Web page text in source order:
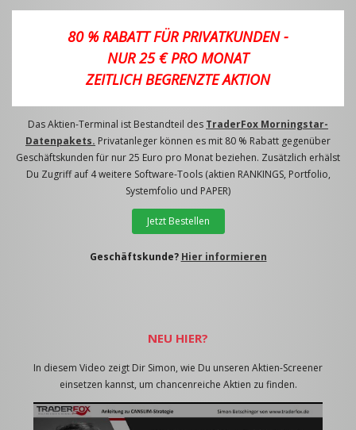
80 % RABATT FÜR PRIVATKUNDEN -
NUR 25 € PRO MONAT
ZEITLICH BEGRENZTE AKTION
Das Aktien-Terminal ist Bestandteil des TraderFox Morningstar-
Datenpakets. Privatanleger können es mit 80 % Rabatt gegenüber
Geschäftskunden für nur 25 Euro pro Monat beziehen. Zusätzlich erhälst
Du Zugriff auf 4 weitere Software-Tools (aktien RANKINGS, Portfolio,
Systemfolio und PAPER)
Jetzt Bestellen
Geschäftskunde? Hier informieren
NEU HIER?
In diesem Video zeigt Dir Simon, wie Du unseren Aktien-Screener
einsetzen kannst, um chancenreiche Aktien zu finden.